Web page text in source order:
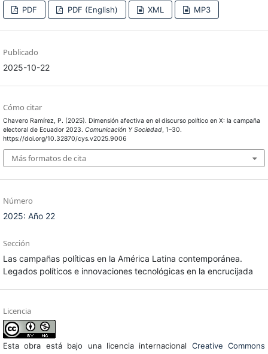
PDF PDF (English) XML MP3
Publicado
2025-10-22
Cómo citar
Chavero Ramírez, P. (2025). Dimensión afectiva en el discurso político en X: la campaña
electoral de Ecuador 2023. Comunicación Y Sociedad, 1–30.
https://doi.org/10.32870/cys.v2025.9006
Más formatos de cita
Número
2025: Año 22
Sección
Las campañas políticas en la América Latina contemporánea.
Legados políticos e innovaciones tecnológicas en la encrucijada
Licencia
Esta obra está bajo una licencia internacional Creative Commons